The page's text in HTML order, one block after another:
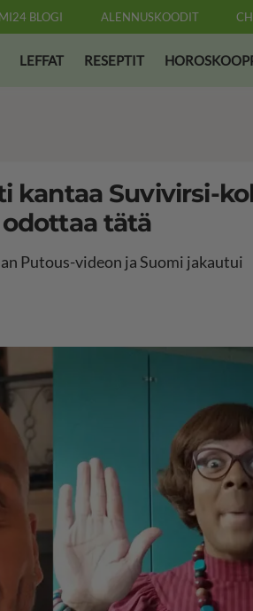
BLOGI ALENNUSKOODIT
LEFFAT RESEPTIT
kantaa Suvivirsi-
tätä
Putous-videon ja Suomi jakautui